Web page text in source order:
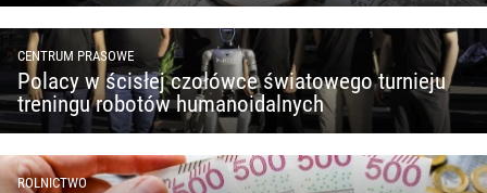
CENTRUM PRASOWE
Polacy w ścisłej czołówce światowego turnieju
treningu robotów humanoidalnych
ROLNICTWO